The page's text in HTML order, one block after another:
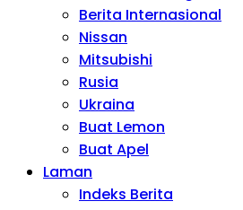
Berita Internasional
Nissan
Mitsubishi
Rusia
Ukraina
Buat Lemon
Buat Apel
Laman
Indeks Berita